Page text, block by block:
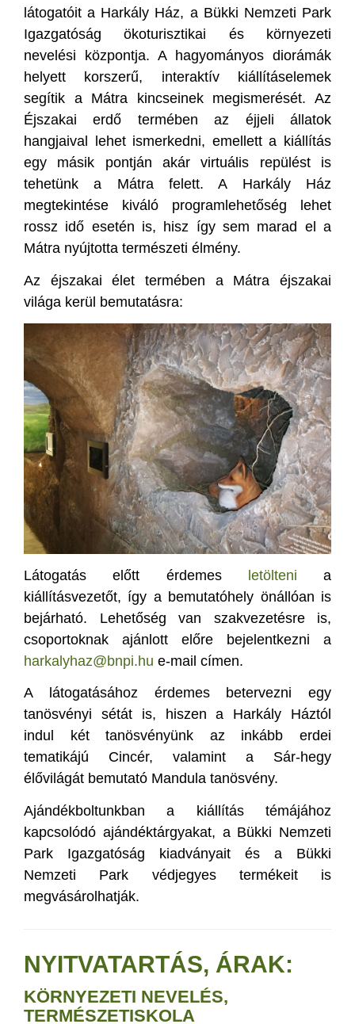
látogatóit a Harkály Ház, a Bükki Nemzeti Park
Igazgatóság ökoturisztikai és környezeti
nevelési központja. A hagyományos diorámák
helyett korszerű, interaktív kiállításelemek
segítik a Mátra kincseinek megismerését. Az
Éjszakai erdő termében az éjjeli állatok
hangjaival lehet ismerkedni, emellett a kiállítás
egy másik pontján akár virtuális repülést is
tehetünk a Mátra felett. A Harkály Ház
megtekintése kiváló programlehetőség lehet
rossz idő esetén is, hisz így sem marad el a
Mátra nyújtotta természeti élmény.
Az éjszakai élet termében a Mátra éjszakai
világa kerül bemutatásra:
Látogatás előtt érdemes letölteni a
kiállításvezetőt, így a bemutatóhely önállóan is
bejárható. Lehetőség van szakvezetésre is,
csoportoknak ajánlott előre bejelentkezni a
harkalyhaz@bnpi.hu e-mail címen.
A látogatásához érdemes betervezni egy
tanösvényi sétát is, hiszen a Harkály Háztól
indul két tanösvényünk az inkább erdei
tematikájú Cincér, valamint a Sár-hegy
élővilágát bemutató Mandula tanösvény.
Ajándékboltunkban a kiállítás témájához
kapcsolódó ajándéktárgyakat, a Bükki Nemzeti
Park Igazgatóság kiadványait és a Bükki
Nemzeti Park védjegyes termékeit is
megvásárolhatják.
NYITVATARTÁS, ÁRAK:
KÖRNYEZETI NEVELÉS,
TERMÉSZETISKOLA